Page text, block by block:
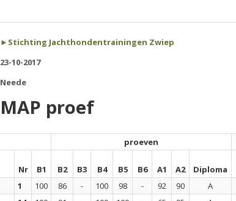
►Stichting Jachthondentrainingen Zwiep
23-10-2017
Neede
MAP proef
proeven
Nr B1 B2 B3 B4 B5 B6 A1 A2 Diploma
1 100 86 - 100 98 - 92 90 A